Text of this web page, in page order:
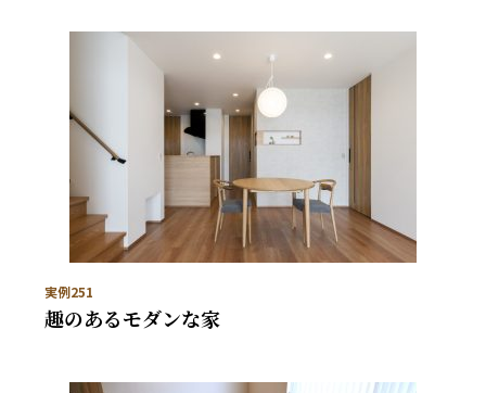
実例251
趣のあるモダンな家